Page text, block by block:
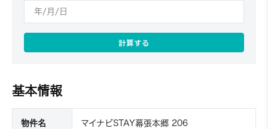
計算する
基本情報
物件名 マイナビSTAY幕張本郷 206